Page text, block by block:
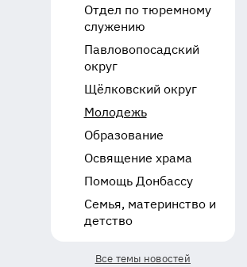
Отдел по тюремному
служению
Павловопосадский
округ
Щёлковский округ
Молодежь
Образование
Освящение храма
Помощь Донбассу
Семья, материнство и
детство
Все темы новостей